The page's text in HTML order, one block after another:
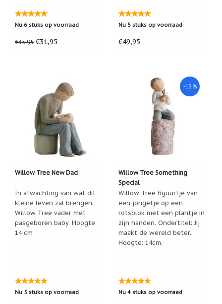
vinden
van
een
Nu 6 stuks op voorraad
€35,95 €31,95
Nu 5 stuks op voorraad
€49,95
Willow Tree New Dad
In afwachting van wat dit
kleine leven zal brengen.
Willow Tree vader met
pasgeboren baby. Hoogte
14 cm
Nu 5 stuks op voorraad
-12%
Willow Tree Something
Special
Willow Tree figuurtje van
een jongetje op een
rotsblok met een plantje in
zijn handen. Ondertitel: Jij
maakt de wereld beter.
Hoogte: 14cm.
Nu 4 stuks op voorraad